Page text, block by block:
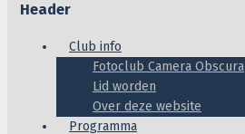
Header
Club info
Fotoclub Camera Obscura
Lid worden
Over deze website
Programma